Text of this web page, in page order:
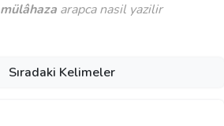
mülâhaza arapca nasil yazilir
Sıradaki Kelimeler